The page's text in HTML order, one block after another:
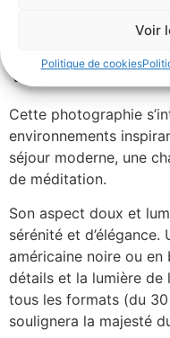
Voir
Politique de cookies
valeur :
Cette photographie
environnements
séjour moderne, une
de méditation.
Son aspect doux et
sérénité et
américaine noire ou
détails et la lumière de
tous les formats (du
soulignera la majesté